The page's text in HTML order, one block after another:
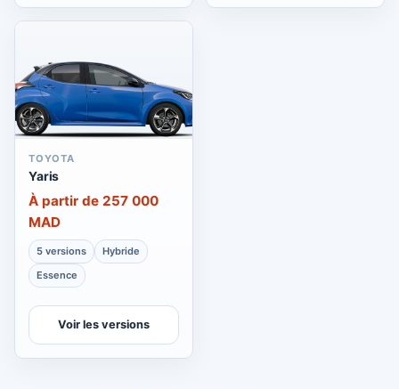
TOYOTA
Yaris
À partir de 257 000
MAD
5 versions
Hybride
Essence
Voir les versions